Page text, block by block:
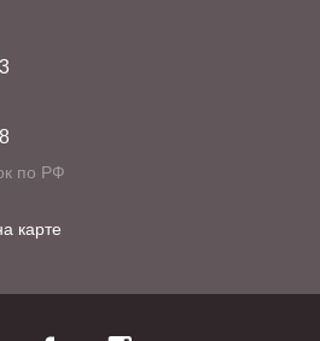
по РФ
карте